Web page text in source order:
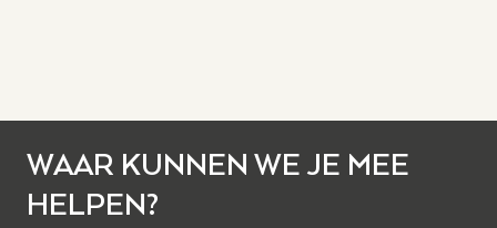
WAAR KUNNEN WE JE MEE
HELPEN?